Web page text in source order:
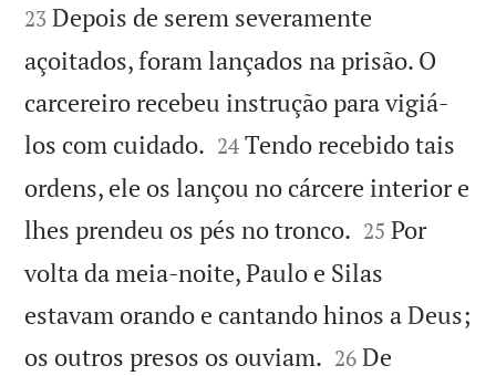
23 Depois de serem severamente
açoitados, foram lançados na prisão. O
carcereiro recebeu instrução para vigiá-
los com cuidado. 

24 Tendo recebido tais
ordens, ele os lançou no cárcere interior e
lhes prendeu os pés no tronco. 

25 Por
volta da meia-noite, Paulo e Silas
estavam orando e cantando hinos a Deus;
os outros presos os ouviam. 

26 De